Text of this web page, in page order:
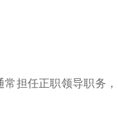
担任正职领导职务，